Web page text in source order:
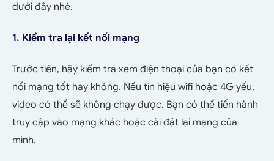
dưới đây nhé.
1. Kiểm tra lại kết nối mạng
Trước tiên, hãy kiểm tra xem điện thoại của bạn có kết
nối mạng tốt hay không. Nếu tín hiệu wifi hoặc 4G yếu,
video có thể sẽ không chạy được. Bạn có thể tiến hành
truy cập vào mạng khác hoặc cài đặt lại mạng của
mình.